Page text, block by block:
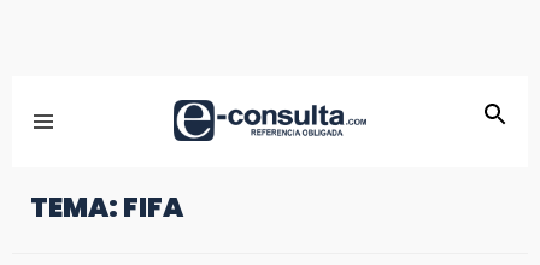
TEMA: FIFA